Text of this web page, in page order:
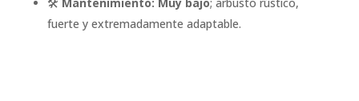
fuerte y extremadamente adaptable.